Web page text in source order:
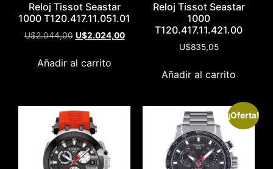
Reloj Tissot Seastar
1000 T120.417.11.051.01
U$2.044,00 U$2.024,00
Añadir al carrito
Reloj Tissot Seastar
1000
T120.417.11.421.00
U$835,05
Añadir al carrito
¡Oferta!